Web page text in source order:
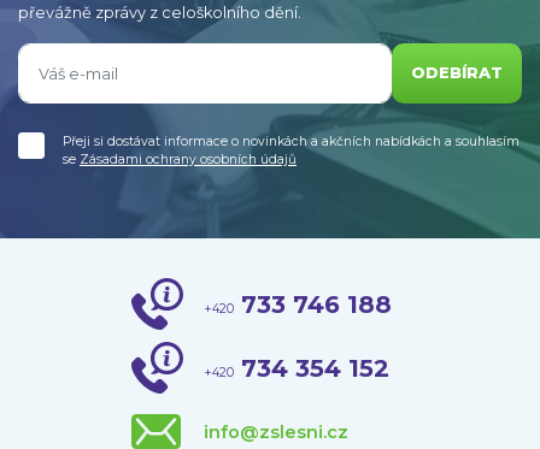
převážně zprávy z celoškolního dění.
ODEBÍRAT
Přeji si dostávat informace o novinkách a akčních nabídkách a souhlasím
se Zásadami ochrany osobních údajů
+420 733 746 188
+420 734 354 152
info@zslesni.cz